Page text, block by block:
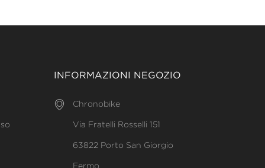
INFORMAZIONI NEGOZIO
Chronobike
Via Fratelli Rosselli 151
63822 Porto San Giorgio
Fermo